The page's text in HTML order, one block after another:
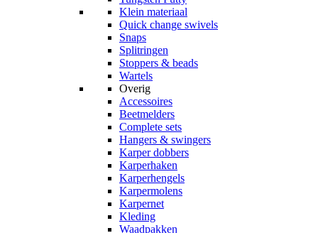
Klein materiaal
Quick change swivels
Snaps
Splitringen
Stoppers & beads
Wartels
Overig
Accessoires
Beetmelders
Complete sets
Hangers & swingers
Karper dobbers
Karperhaken
Karperhengels
Karpermolens
Karpernet
Kleding
Waadpakken